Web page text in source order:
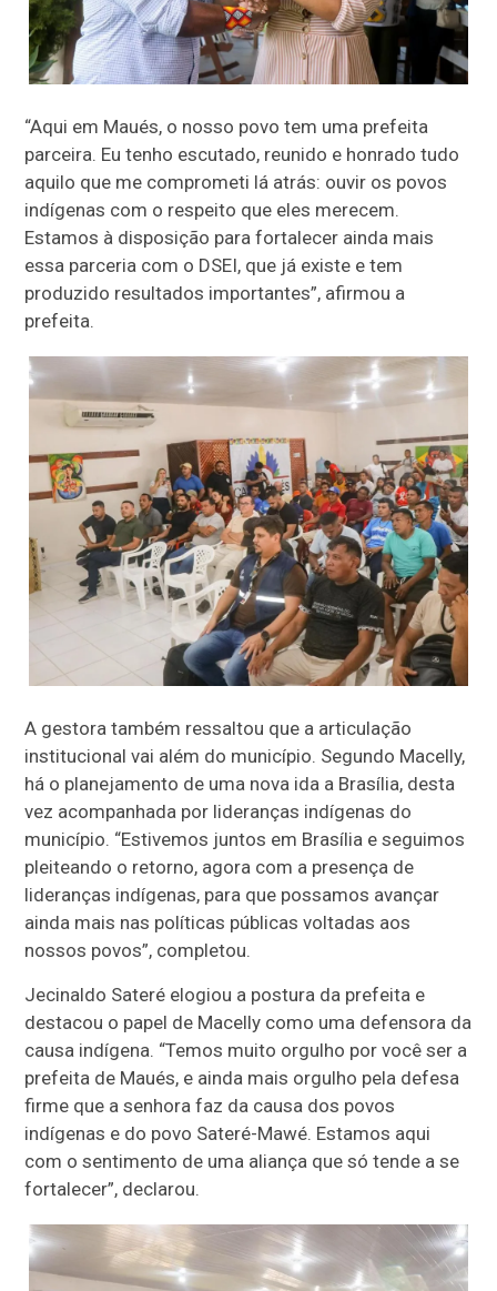
“Aqui em Maués, o nosso povo tem uma prefeita
parceira. Eu tenho escutado, reunido e honrado tudo
aquilo que me comprometi lá atrás: ouvir os povos
indígenas com o respeito que eles merecem.
Estamos à disposição para fortalecer ainda mais
essa parceria com o DSEI, que já existe e tem
produzido resultados importantes”, afirmou a
prefeita.
A gestora também ressaltou que a articulação
institucional vai além do município. Segundo Macelly,
há o planejamento de uma nova ida a Brasília, desta
vez acompanhada por lideranças indígenas do
município. “Estivemos juntos em Brasília e seguimos
pleiteando o retorno, agora com a presença de
lideranças indígenas, para que possamos avançar
ainda mais nas políticas públicas voltadas aos
nossos povos”, completou.
Jecinaldo Sateré elogiou a postura da prefeita e
destacou o papel de Macelly como uma defensora da
causa indígena. “Temos muito orgulho por você ser a
prefeita de Maués, e ainda mais orgulho pela defesa
firme que a senhora faz da causa dos povos
indígenas e do povo Sateré-Mawé. Estamos aqui
com o sentimento de uma aliança que só tende a se
fortalecer”, declarou.